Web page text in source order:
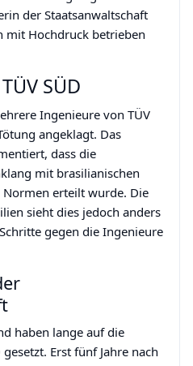
der Staatsanwaltschaft
mit Hochdruck betrieben
SÜD
Ingenieure von TÜV
angeklagt. Das
dass die
mit brasilianischen
Normen erteilt wurde. Die
sieht dies jedoch anders
gegen die Ingenieure
haben lange auf die
Erst fünf Jahre nach